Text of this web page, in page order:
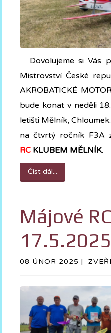
Dovolujeme si Vás
Mistrovství České
AKROBATICKÉ
bude konat v neděli
letišti Mělník,
na čtvrtý ročník F3A
RC KLUBEM MĚLNÍK.
Číst dál...
Májové
17.5.2025
08 ÚNOR 2025 |